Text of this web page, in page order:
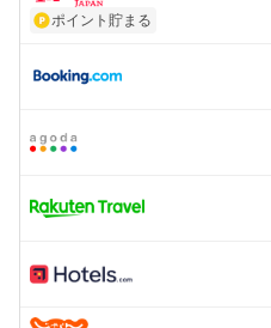
補足 車／正面玄関側のタ
1BOX車など、車高
なります。別館側駐車場
りますので、お手荷物は先
します 車以外／送迎バス
ポイント貯まる